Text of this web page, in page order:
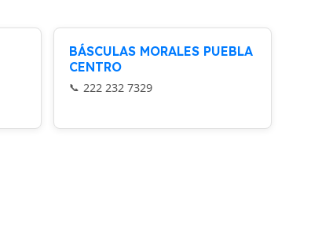
BÁSCULAS MORALES PUEBLA
CENTRO
222 232 7329